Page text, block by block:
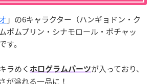
」の6キャラクター（ハンギョドン・ク
ポムプリン・シナモロール・ポチャッ
です。
ラめく ホログラムパーツが入っており、
が溢れる一品に！